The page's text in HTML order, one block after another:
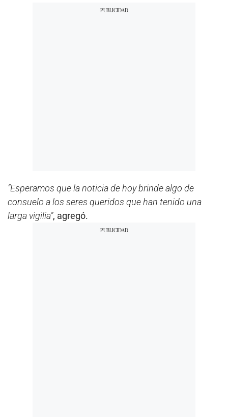
“Esperamos que la noticia de hoy brinde algo de
consuelo a los seres queridos que han tenido una
larga vigilia”, agregó.